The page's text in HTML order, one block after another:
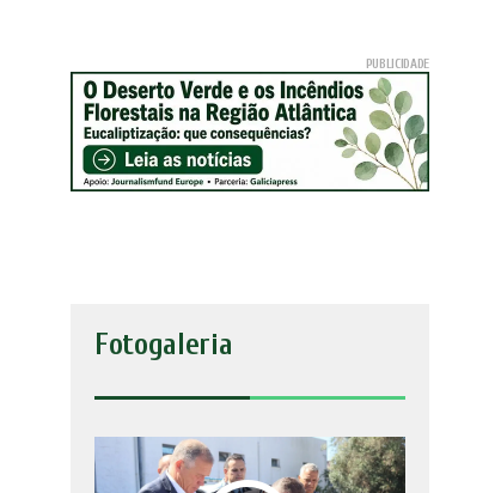
Fotogaleria